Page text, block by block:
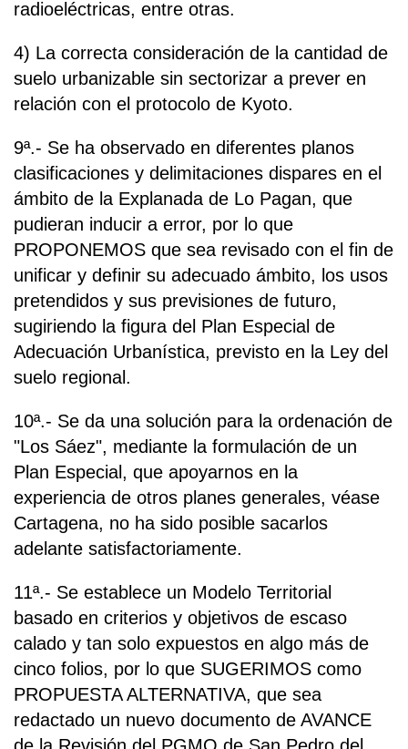
radioeléctricas, entre otras.
4) La correcta consideración de la cantidad de
suelo urbanizable sin sectorizar a prever en
relación con el protocolo de Kyoto.
9ª.- Se ha observado en diferentes planos
clasificaciones y delimitaciones dispares en el
ámbito de la Explanada de Lo Pagan, que
pudieran inducir a error, por lo que
PROPONEMOS que sea revisado con el fin de
unificar y definir su adecuado ámbito, los usos
pretendidos y sus previsiones de futuro,
sugiriendo la figura del Plan Especial de
Adecuación Urbanística, previsto en la Ley del
suelo regional.
10ª.- Se da una solución para la ordenación de
"Los Sáez", mediante la formulación de un
Plan Especial, que apoyarnos en la
experiencia de otros planes generales, véase
Cartagena, no ha sido posible sacarlos
adelante satisfactoriamente.
11ª.- Se establece un Modelo Territorial
basado en criterios y objetivos de escaso
calado y tan solo expuestos en algo más de
cinco folios, por lo que SUGERIMOS como
PROPUESTA ALTERNATIVA, que sea
redactado un nuevo documento de AVANCE